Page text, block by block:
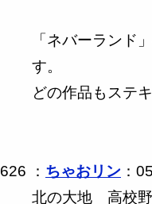
「ネバーランド
す。
どの作品もステ
626 ： ちゃおリン ：
北の大地 高校野